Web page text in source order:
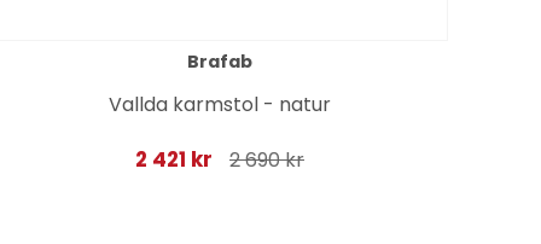
Brafab
Vallda karmstol - natur
2 421 kr 2 690 kr